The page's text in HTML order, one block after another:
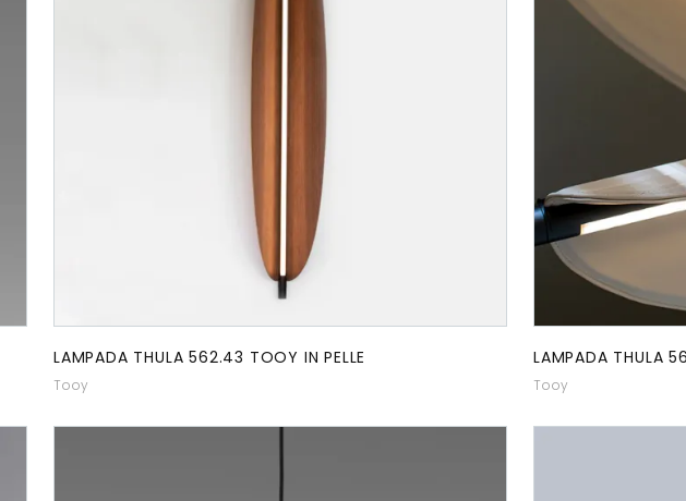
LAMPADA THULA 562.43 TOOY IN PELLE
Tooy
LAMPADA THULA
Tooy